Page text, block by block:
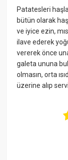
Patatesleri
bütün olarak
ve iyice ezin,
ilave ederek
vererek önce
galeta ununa
olmasın, orta
üzerine alıp